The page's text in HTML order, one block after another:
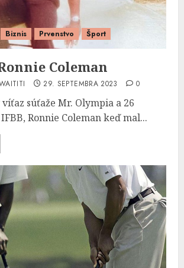
Biznis Prvenstvo Šport
Coleman
29. SEPTEMBRA 2023 0
víťaz súťaže Mr. Olympia a 26
Ronnie Coleman keď mal...